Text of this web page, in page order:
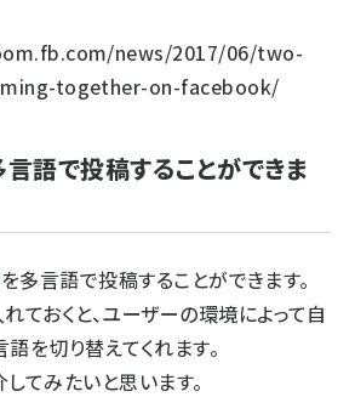
news/2017/06/two-
together-on-facebook/
語で投稿することができま
言語で投稿することができます。
ておくと、ユーザーの環境によって自
を切り替えてくれます。
てみたいと思います。